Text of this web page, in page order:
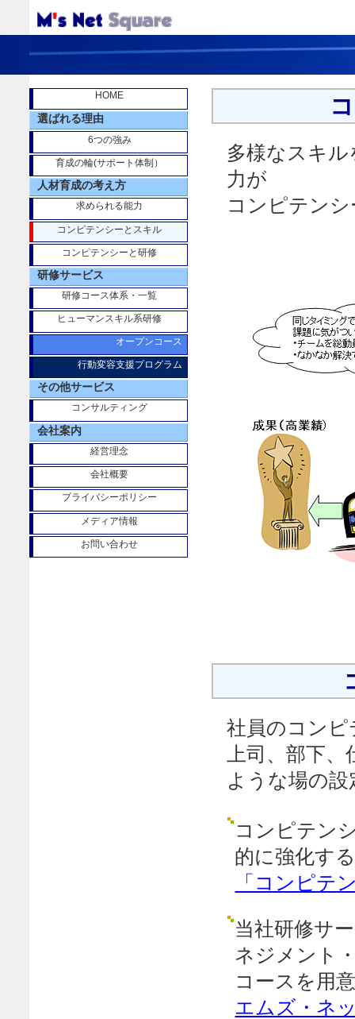
HOME
選ばれる理由
6つの強み
育成の輪(サポート体制）
人材育成の考え方
求められる能力
コンピテンシーとスキル
コンピテンシーと研修
研修サービス
研修コース体系・一覧
ヒューマンスキル系研修
オープンコース
行動変容支援プログラム
その他サービス
コンサルティング
会社案内
経営理念
会社概要
プライバシーポリシー
メディア情報
お問い合わせ
多様なスキ
力が
コンピテン
社員のコン
上司、部下
ような場の
コンピテン
的に強化す
「コンピテ
当社研修サ
ネジメント
コースを用
エムズ・ネ